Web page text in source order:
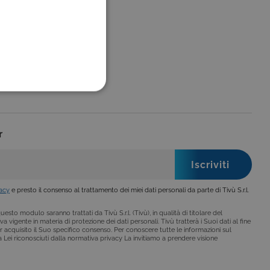
e presto il consenso al trattamento dei miei dati personali da parte di Tivù S.r.l.
modulo saranno trattati da Tivù S.r.l. (Tivù), in qualità di titolare del
vigente in materia di protezione dei dati personali. Tivù tratterà i Suoi dati al fine
il Suo specifico consenso. Per conoscere tutte le informazioni sul
riconosciuti dalla normativa privacy La invitiamo a prendere visione
FUNZIONALITÀ
ai criteri da te
avvisati riguardo alla
di norma, dati